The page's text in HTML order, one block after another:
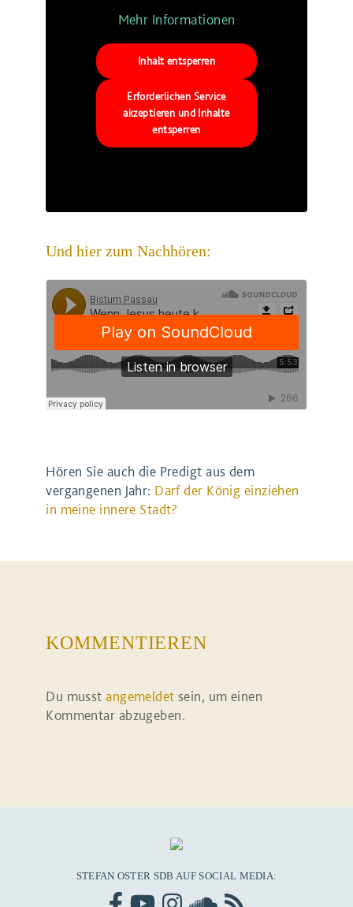
Mehr Informationen
Inhalt entsperren
Erforderlichen Service
akzeptieren und Inhalte
entsperren
Und hier zum Nachhören:
Hören Sie auch die Predigt aus dem
vergangenen Jahr: Darf der König einziehen
in meine innere Stadt?
KOMMENTIEREN
Du musstangemeldet sein, um einen
Kommentar abzugeben.
STEFAN OSTER SDB AUF SOCIAL MEDIA: